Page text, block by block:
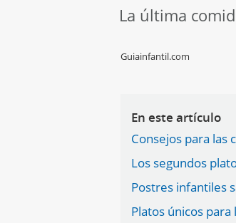
La última
Guiainfantil.com
En este artículo
Consejos para las
Los segundos
Postres infantiles
Platos únicos para